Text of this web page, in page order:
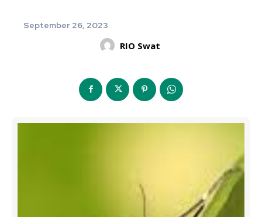
September 26, 2023
RIO Swat